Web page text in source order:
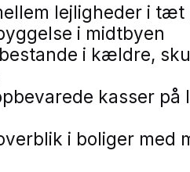
lejligheder i tæt
i midtbyen
i kældre,
kasser på
i boliger med